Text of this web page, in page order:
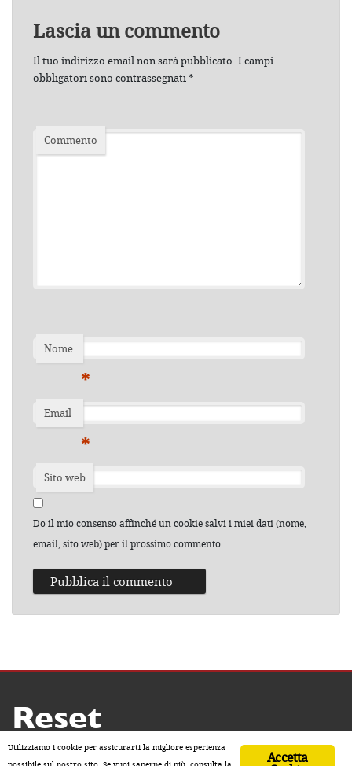
Lascia un commento
Il tuo indirizzo email non sarà pubblicato. I campi
obbligatori sono contrassegnati*
Commento
Nome
*
Email
*
Sito web
Do il mio consenso affinché un cookie salvi i miei dati (nome,
email, sito web) per il prossimo commento.
Reset
Accetta
Utilizziamo i cookie per assicurarti la migliore esperienza